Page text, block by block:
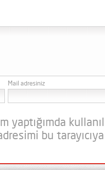
Mail adresiniz
yaptığımda
bu